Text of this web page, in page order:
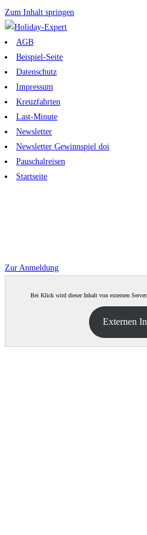
Zum Inhalt springen
AGB
Beispiel-Seite
Datenschutz
Impressum
Kreuzfahrten
Last-Minute
Newsletter
Newsletter Gewinnspiel doi
Pauschalreisen
Startseite
Zur Anmeldung
Bei Klick wird dieser Inhalt von externen
Externen